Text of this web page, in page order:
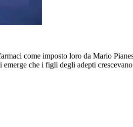
come imposto loro da Mario
che i figli degli adepti